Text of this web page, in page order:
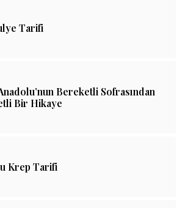
Tarifi
Bereketli Sofrasından
Bir Hikaye
Krep Tarifi